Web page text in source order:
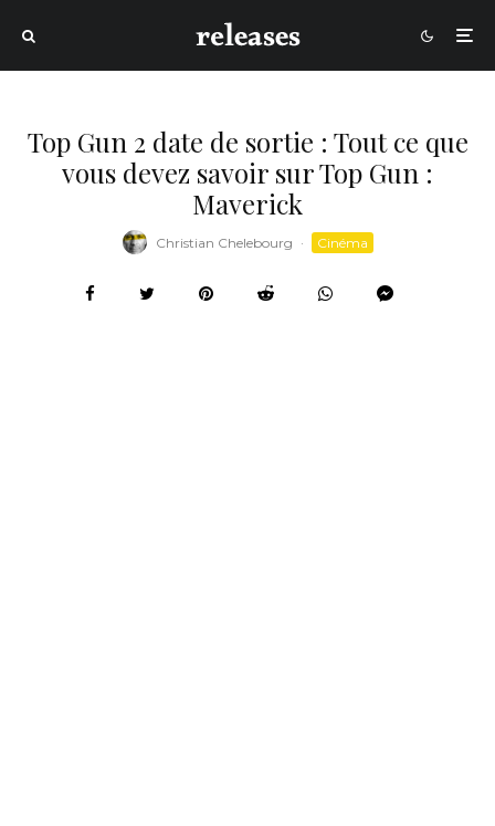
Top Gun 2 date de sortie : Tout ce que
vous devez savoir sur Top Gun :
Maverick
Christian Chelebourg · Cinéma